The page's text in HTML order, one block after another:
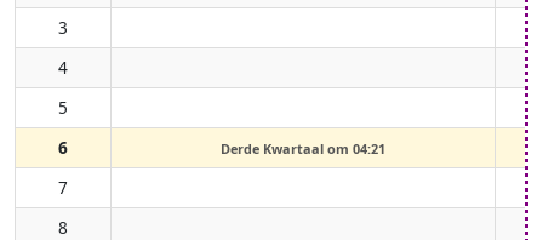
3
4
5
6
Derde Kwartaal om 04:21
7
8